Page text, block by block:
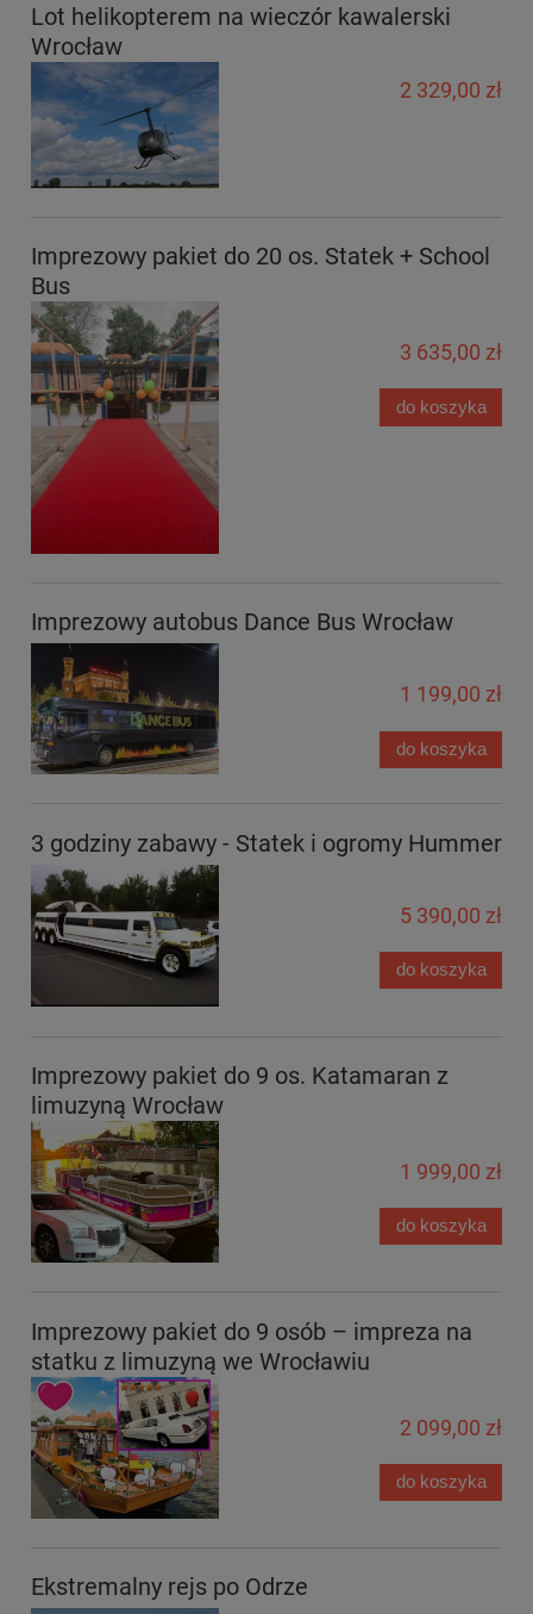
Lot helikopterem na wieczór kawalerski
Wrocław
2 329,00 zł
Imprezowy pakiet do 20 os. Statek + School
Bus
3 635,00 zł
do koszyka
Imprezowy autobus Dance Bus Wrocław
1 199,00 zł
do koszyka
3 godziny zabawy - Statek i ogromy Hummer
5 390,00 zł
do koszyka
Imprezowy pakiet do 9 os. Katamaran z
limuzyną Wrocław
1 999,00 zł
do koszyka
Imprezowy pakiet do 9 osób – impreza na
statku z limuzyną we Wrocławiu
2 099,00 zł
do koszyka
Ekstremalny rejs po Odrze